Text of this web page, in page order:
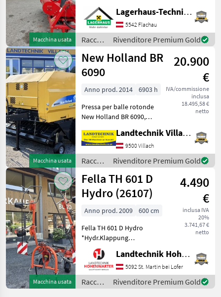
Macchina usata
anschließend gewickelt. *
1xDW Steuergerät
erforderlich * elektro
Lagerhaus-Technik Flachau
5542 Flachau
Raccolta
mangimi
/ Elho
Rivenditore Premium Gold
Macchina usata
New Holland BR
6090
20.900
€
IVA/commissione
inclusa
18.495,58 €
netto
Anno prod. 2014
6903 h
Pressa per balle rotonde
New Holland BR 6090,
balle con diametro di 1, 25
m, rotore di taglio a 15
lame, sistema di comando
comfort Bale
Landtechnik Villach GmbH
9500 Villach
Raccolta
mangimi
/ New
Holland
Rivenditore Premium Gold
Macchina usata
Fella TH 601 D
Hydro (26107)
4.490
€
inclusa IVA
20%
3.741,67 €
netto
Anno prod. 2009
600 cm
Fella TH 601 D Hydro
*Hydr.Klappung
*Gelenkwelle *Warnrafeln
Nachstehend finden Sie
ähnliche Suchbegriffe und
alternative Bezeichnungen
für Kreisler Keywords: Kreis
Landtechnik Hohenwarter GmbH
5092 St. Martin bei Lofer
Raccolta
mangimi
Rivenditore Premium Gold